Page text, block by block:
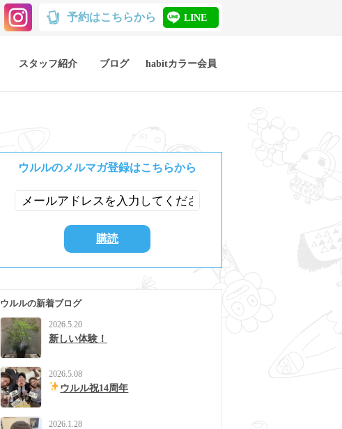
予約はこちらから LINE
スタッフ紹介 ブログ habitカラー会員
ウルルのメルマガ登録はこちらから
ウルルの新着ブログ
2026.5.20
新しい体験！
2026.5.08
ウルル祝14周年
2026.1.28